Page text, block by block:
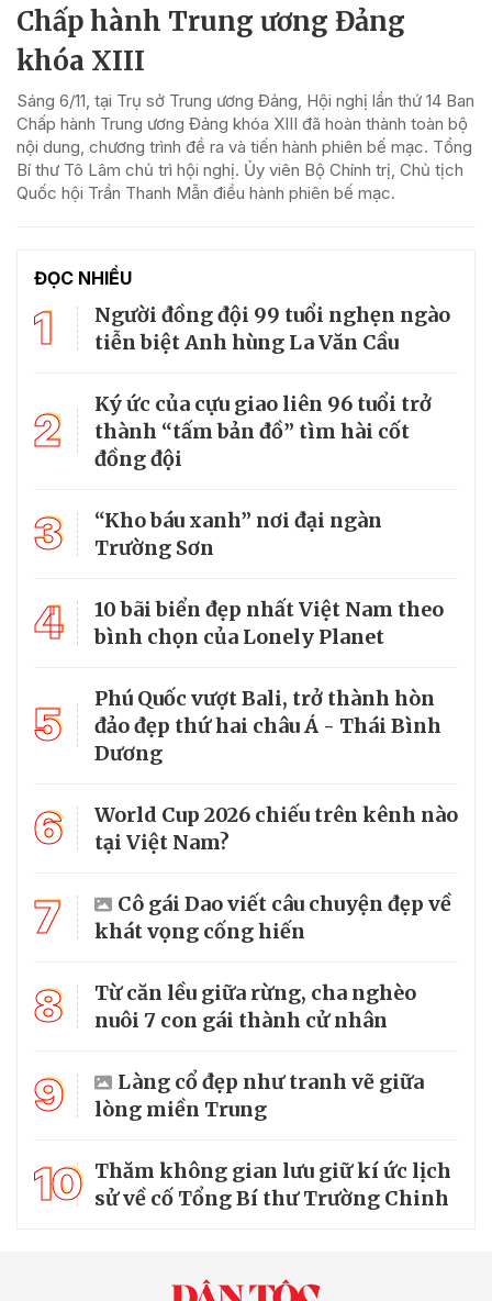
Chấp hành Trung ương Đảng
khóa XIII
Sáng 6/11, tại Trụ sở Trung ương Đảng, Hội nghị lần thứ 14 Ban
Chấp hành Trung ương Đảng khóa XIII đã hoàn thành toàn bộ
nội dung, chương trình đề ra và tiến hành phiên bế mạc. Tổng
Bí thư Tô Lâm chủ trì hội nghị. Ủy viên Bộ Chính trị, Chủ tịch
Quốc hội Trần Thanh Mẫn điều hành phiên bế mạc.
ĐỌC NHIỀU
1
Người đồng đội 99 tuổi nghẹn ngào
tiễn biệt Anh hùng La Văn Cầu
2
Ký ức của cựu giao liên 96 tuổi trở
thành “tấm bản đồ” tìm hài cốt
đồng đội
3
“Kho báu xanh” nơi đại ngàn
Trường Sơn
4
10 bãi biển đẹp nhất Việt Nam theo
bình chọn của Lonely Planet
5
Phú Quốc vượt Bali, trở thành hòn
đảo đẹp thứ hai châu Á - Thái Bình
Dương
6
World Cup 2026 chiếu trên kênh nào
tại Việt Nam?
7
Cô gái Dao viết câu chuyện đẹp về
khát vọng cống hiến
8
Từ căn lều giữa rừng, cha nghèo
nuôi 7 con gái thành cử nhân
9
Làng cổ đẹp như tranh vẽ giữa
lòng miền Trung
10 Thăm không gian lưu giữ kí ức lịch
sử về cố Tổng Bí thư Trường Chinh